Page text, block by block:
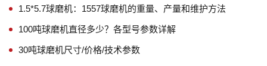
1.5*5.7球磨机：1557球磨机的重量、产量和维护方法
100吨球磨机直径多少？各型号参数详解
30吨球磨机尺寸/价格/技术参数